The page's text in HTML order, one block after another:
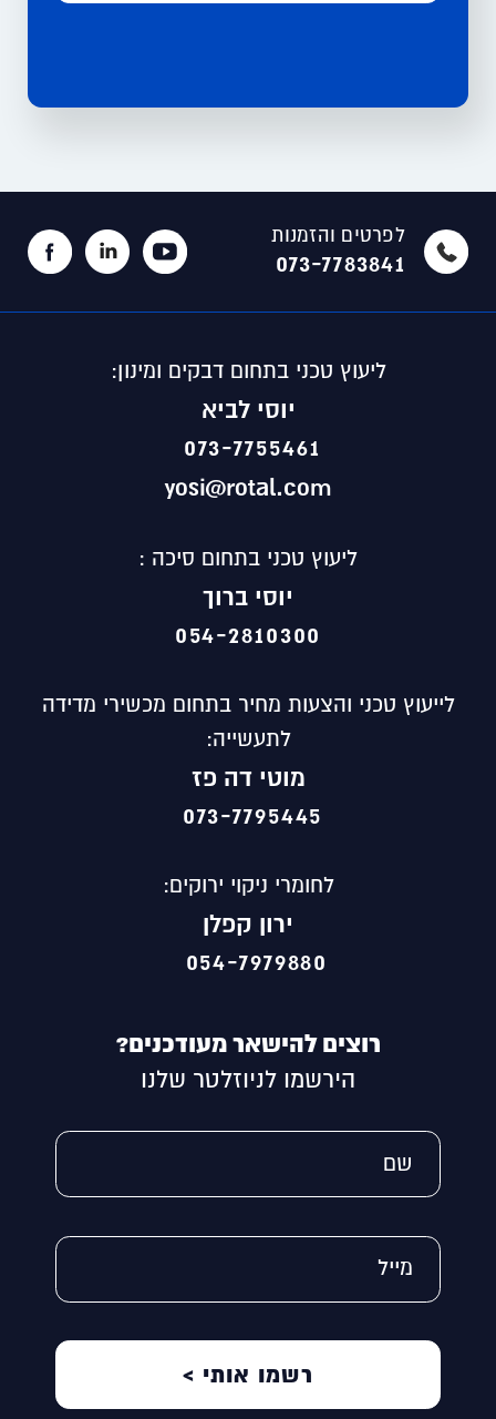
לפרטים והזמנות
073-7783841
ליעוץ טכני בתחום דבקים ומינון:
יוסי לביא
073-7755461
yosi@rotal.com
ליעוץ טכני בתחום סיכה :
יוסי ברוך
054-2810300
לייעוץ טכני והצעות מחיר בתחום מכשירי מדידה
לתעשייה:
מוטי דה פז
073-7795445
לחומרי ניקוי ירוקים:
ירון קפלן
054-7979880
רוצים להישאר מעודכנים?
הירשמו לניוזלטר שלנו
שם
מייל
Alternative: